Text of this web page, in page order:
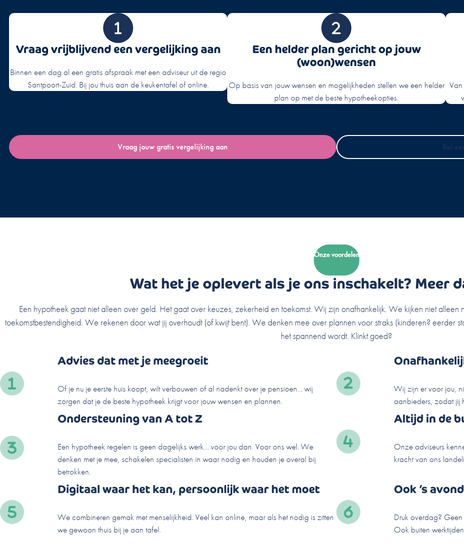
Vraag vrijblijvend een vergelijking aan
Binnen een dag al een gratis afspraak met een adviseur uit de regio
Santpoort-Zuid. Bij jou thuis aan de keukentafel of online.
Een helder plan gericht op jouw
(woon)wensen
Op basis van jouw wensen en mogelijkheden stellen we een helder
plan op met de beste hypotheekopties.
Vraag jouw gratis vergelijking aan Bel
Onze voordelen
Wat het je oplevert als je ons inschakelt? Meer
Een hypotheek gaat niet alleen over geld. Het gaat over keuzes, zekerheid en toekomst. Wij zijn onafhankelijk. We kijken niet
toekomstbestendigheid. We rekenen door wat jij overhoudt (of kwijt bent). We denken mee over plannen voor straks (kinderen? eerder
het spannend wordt. Klinkt goed?
Advies dat met je meegroeit
Of je nu je eerste huis koopt, wilt verbouwen of al nadenkt over je pensioen… wij
zorgen dat je de beste hypotheek krijgt voor jouw wensen en plannen.
Wij zijn er voor jou,
aanbieders, zodat jij
Ondersteuning van A tot Z
Een hypotheek regelen is geen dagelijks werk… voor jou dan. Voor ons wel. We
denken met je mee, schakelen specialisten in waar nodig en houden je overal bij
betrokken.
Altijd in de
Onze adviseurs
kracht van ons
Digitaal waar het kan, persoonlijk waar het moet
We combineren gemak met menselijkheid. Veel kan online, maar als het nodig is zitten
we gewoon thuis bij je aan tafel.
Ook ’s
Druk overdag?
Ook buiten